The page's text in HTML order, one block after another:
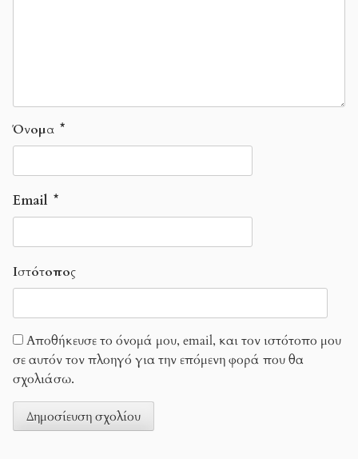
Όνομα *
Email *
Ιστότοπος
Αποθήκευσε το όνομά μου, email, και τον ιστότοπο μου
σε αυτόν τον πλοηγό για την επόμενη φορά που θα
σχολιάσω.